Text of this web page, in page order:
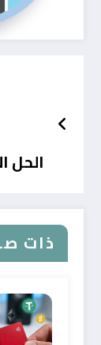
الحل
ذات